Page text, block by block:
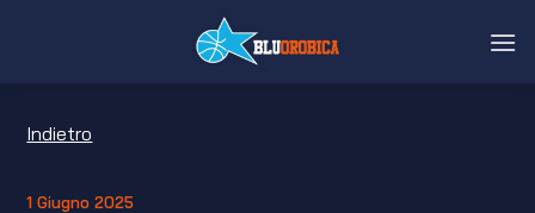
Indietro
1 Giugno 2025